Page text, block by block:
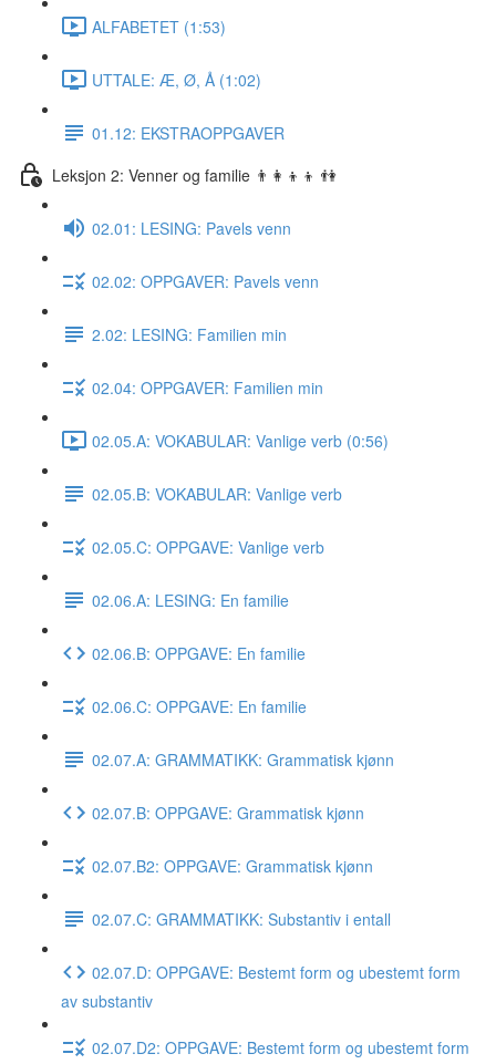
ALFABETET (1:53)
UTTALE: Æ, Ø, Å (1:02)
01.12: EKSTRAOPPGAVER
Leksjon 2: Venner og familie 👨‍👩‍👦‍👦 👫
02.01: LESING: Pavels venn
02.02: OPPGAVER: Pavels venn
2.02: LESING: Familien min
02.04: OPPGAVER: Familien min
02.05.A: VOKABULAR: Vanlige verb (0:56)
02.05.B: VOKABULAR: Vanlige verb
02.05.C: OPPGAVE: Vanlige verb
02.06.A: LESING: En familie
02.06.B: OPPGAVE: En familie
02.06.C: OPPGAVE: En familie
02.07.A: GRAMMATIKK: Grammatisk kjønn
02.07.B: OPPGAVE: Grammatisk kjønn
02.07.B2: OPPGAVE: Grammatisk kjønn
02.07.C: GRAMMATIKK: Substantiv i entall
02.07.D: OPPGAVE: Bestemt form og ubestemt form
av substantiv
02.07.D2: OPPGAVE: Bestemt form og ubestemt form